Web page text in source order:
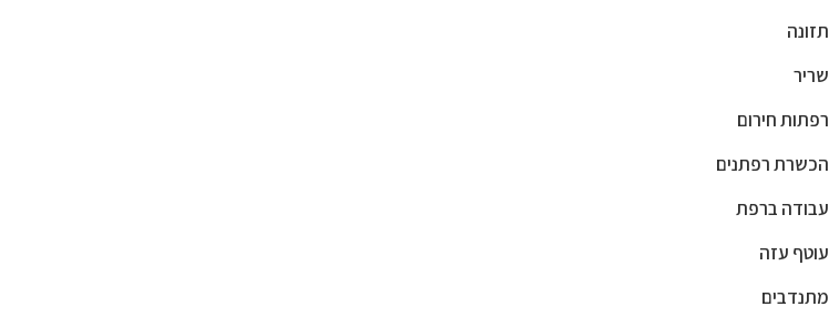
תזונה
שריר
רפתות חירום
הכשרת רפתנים
עבודה ברפת
עוטף עזה
מתנדבים